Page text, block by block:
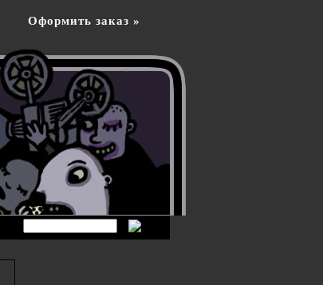
Оформить заказ »